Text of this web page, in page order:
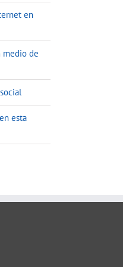
en
medio de
esta